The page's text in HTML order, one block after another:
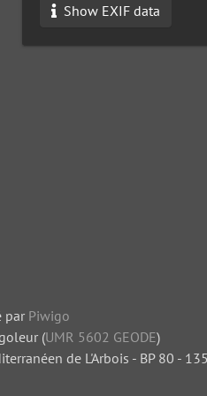
Show EXIF data
par Piwigo
(UMR 5602 GEODE)
de L'Arbois - BP 80 -